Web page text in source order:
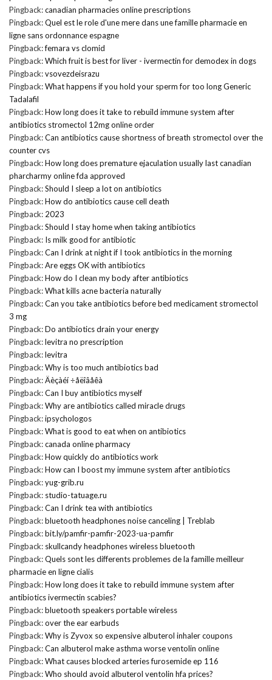
Pingback:canadian pharmacies online prescriptions
Pingback:Quel est le role d'une mere dans une famille pharmacie en
ligne sans ordonnance espagne
Pingback:femara vs clomid
Pingback:Which fruit is best for liver - ivermectin for demodex in dogs
Pingback:vsovezdeisrazu
Pingback:What happens if you hold your sperm for too long Generic
Tadalafil
Pingback:How long does it take to rebuild immune system after
antibiotics stromectol 12mg online order
Pingback:Can antibiotics cause shortness of breath stromectol over the
counter cvs
Pingback:How long does premature ejaculation usually last canadian
pharcharmy online fda approved
Pingback:Should I sleep a lot on antibiotics
Pingback:How do antibiotics cause cell death
Pingback: 2023
Pingback:Should I stay home when taking antibiotics
Pingback: Is milk good for antibiotic
Pingback:Can I drink at night if I took antibiotics in the morning
Pingback:Are eggs OK with antibiotics
Pingback:How do I clean my body after antibiotics
Pingback:What kills acne bacteria naturally
Pingback:Can you take antibiotics before bed medicament stromectol
3 mg
Pingback:Do antibiotics drain your energy
Pingback:levitra no prescription
Pingback:levitra
Pingback:Why is too much antibiotics bad
Pingback:Äèçàéí ÷åëîâåêà
Pingback:Can I buy antibiotics myself
Pingback:Why are antibiotics called miracle drugs
Pingback:ipsychologos
Pingback:What is good to eat when on antibiotics
Pingback:canada online pharmacy
Pingback:How quickly do antibiotics work
Pingback:How can I boost my immune system after antibiotics
Pingback:yug-grib.ru
Pingback: studio-tatuage.ru
Pingback:Can I drink tea with antibiotics
Pingback:bluetooth headphones noise canceling | Treblab
Pingback:bit.ly/pamfir-pamfir-2023-ua-pamfir
Pingback: skullcandy headphones wireless bluetooth
Pingback:Quels sont les differents problemes de la famille meilleur
pharmacie en ligne cialis
Pingback:How long does it take to rebuild immune system after
antibiotics ivermectin scabies?
Pingback:bluetooth speakers portable wireless
Pingback:over the ear earbuds
Pingback:Why is Zyvox so expensive albuterol inhaler coupons
Pingback:Can albuterol make asthma worse ventolin online
Pingback:What causes blocked arteries furosemide ep 116
Pingback:Who should avoid albuterol ventolin hfa prices?